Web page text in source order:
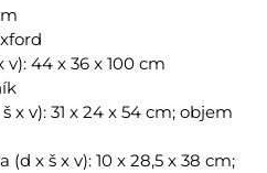
44 x 36 x 100 cm
x v): 31 x 24 x 54 cm; objem
x š x v): 10 x 28,5 x 38 cm;